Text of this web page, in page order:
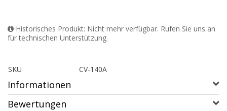
Historisches Produkt: Nicht mehr verfügbar. Rufen Sie uns an
für technischen Unterstützung.
SKU CV-140A
Informationen
Bewertungen